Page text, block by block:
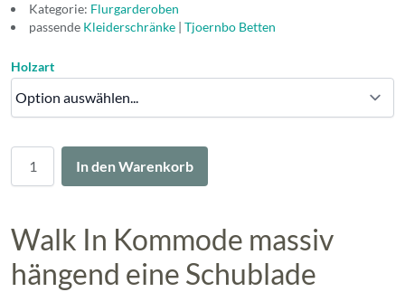
Kategorie: Flurgarderoben
passende Kleiderschränke | Tjoernbo Betten
In den Warenkorb
Holzart
Walk In Kommode massiv
hängend eine Schublade